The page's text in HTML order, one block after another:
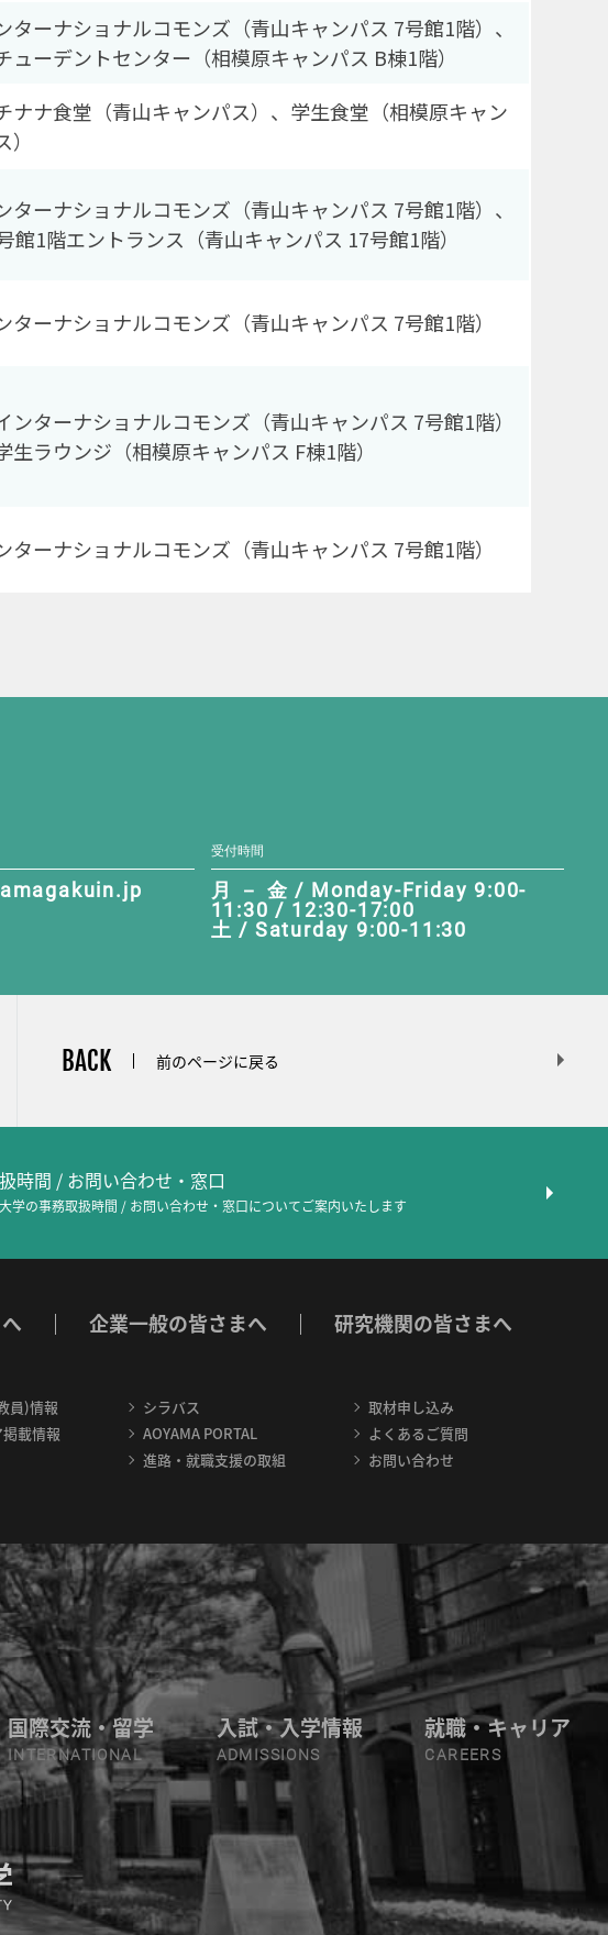
ターナショナルコモンズ（青山キャンパス 7号館1階）、
ューデントセンター（相模原キャンパス B棟1階）
ナナ食堂（青山キャンパス）、学生食堂（相模原キャン
ターナショナルコモンズ（青山キャンパス 7号館1階）、
館1階エントランス（青山キャンパス 17号館1階）
ターナショナルコモンズ（青山キャンパス 7号館1階）
ターナショナルコモンズ（青山キャンパス 7号館1階）
ラウンジ（相模原キャンパス F棟1階）
ターナショナルコモンズ（青山キャンパス 7号館1階）
受付時間
月 － 金 / Monday-Friday 9:00-
11:30 / 12:30-17:00
土 / Saturday 9:00-11:30
BACK 前のページに戻る
時間 / お問い合わせ・窓口
学の事務取扱時間 / お問い合わせ・窓口についてご案内いたします
企業一般の皆さまへ 研究機関の皆さまへ
員)情報
載情報
シラバス
AOYAMA PORTAL
進路・就職支援の取組
取材申し込み
よくあるご質問
お問い合わせ
国際交流・留学
INTERNATIONAL
入試・入学情報
ADMISSIONS
就職・キャリア
CAREERS